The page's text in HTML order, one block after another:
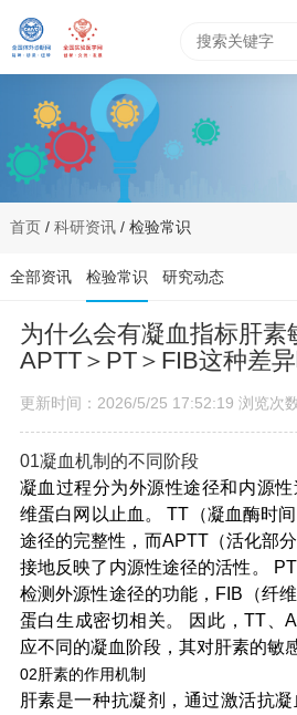
首页/ 科研资讯/ 检验常识
全部资讯 检验常识 研究动态
为什么会有凝血指标肝素
APTT＞PT＞FIB这种差异
更新时间：2026/5/25 17:52:19 浏览次
01凝血机制的不同阶段
凝血过程分为外源性途径和内源性
维蛋白网以止血。 TT（凝血酶时
途径的完整性，而APTT（活化部
接地反映了内源性途径的活性。
检测外源性途径的功能，FIB（纤
蛋白生成密切相关。 因此，TT、
应不同的凝血阶段，其对肝素的敏
02肝素的作用机制
肝素是一种抗凝剂，通过激活抗凝